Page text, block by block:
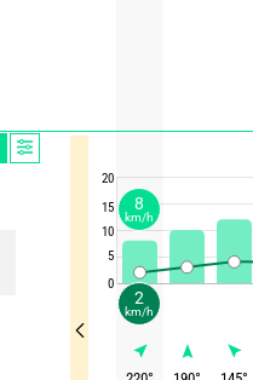
20
15
10
5
0
2
km/h
8
km/h